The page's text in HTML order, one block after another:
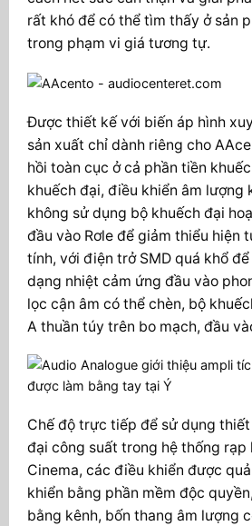
rất khó để có thể tìm thấy ở sản
trong phạm vi giá tương tự.
Được thiết kế với biến áp hình
sản xuất chỉ dành riêng cho
hồi toàn cục ở cả phần tiền
khuếch đại, điều khiển âm lượng
không sử dụng bộ khuếch đại
đầu vào Rơle để giảm thiểu hiện
tính, với điện trở SMD quá khổ
dạng nhiệt cảm ứng đầu vào
lọc cận âm có thể chèn, bộ
A thuần túy trên bo mạch, đầu
Chế độ trực tiếp để sử dụng
đại công suất trong hệ thống rạp
Cinema, các điều khiển được
khiển bằng phần mềm độc
bằng kênh, bốn thang âm lượng